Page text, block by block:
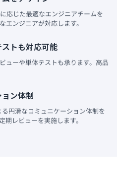
応じた最適なエンジニアチームを
エンジニアが対応します。
トも対応可能
ューや単体テストも承ります。高品
ン体制
円滑なコミュニケーション体制を
期レビューを実施します。